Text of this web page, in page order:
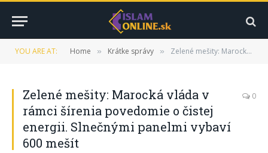
YOU ARE AT: Home » Krátke správy » Zelené mešity: Marocká vláda v rámci šírenia povedomie o čistej energii. Slnečnými panelmi vybaví 600 mešít
Zelené mešity: Marocká vláda v
rámci šírenia povedomie o čistej
energii. Slnečnými panelmi vybaví
600 mešít
0